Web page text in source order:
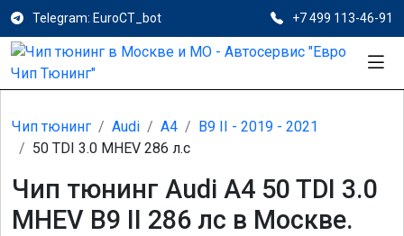
Telegram: EuroCT_bot +7 499 113-46-91
Чип тюнинг Audi A4
B9 II - 2019 - 2021
50 TDI 3.0 MHEV 286 л.с
Чип тюнинг Audi A4 50 TDI 3.0
MHEV B9 II 286 лс в Москве.